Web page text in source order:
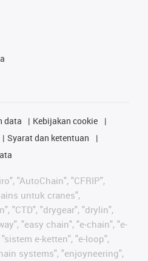
data
Kebijakan cookie
Syarat dan ketentuan
"AutoChain", "CFRIP",
untuk cranes",
"CTD", "drygear", "drylin",
"easy chain", "e-chain", "e-
e-ketten", "e-loop",
systems", "enjoyneering",